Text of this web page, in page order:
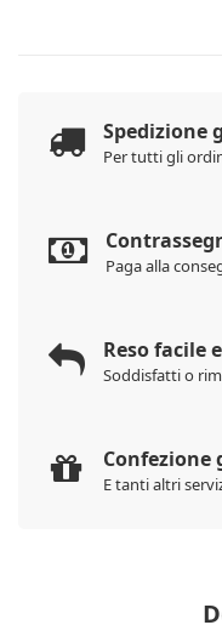
Spedizione
Per tutti gli
Paga alla
Reso facile
Soddisfatti o
E tanti altri